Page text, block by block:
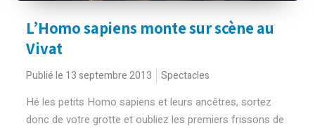
L’Homo sapiens monte sur scène au
Vivat
Publié le 13 septembre 2013 Spectacles
Hé les petits Homo sapiens et leurs ancêtres, sortez
donc de votre grotte et oubliez les premiers frissons de